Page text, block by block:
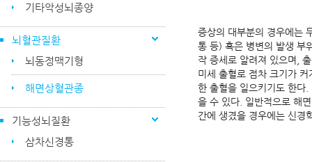
기타악성뇌종양
뇌혈관질환
뇌동정맥기형
해면상혈관종
기능성뇌질환
삼차신경통
증상의 대부분의 경우에는
통 등) 혹은 병변의 발생 부
작 증세로 알려져 있으며,
미세 출혈로 점차 크기가
한 출혈을 일으키기도 한다
을 수 있다. 일반적으로 해
간에 생겼을 경우에는 신경